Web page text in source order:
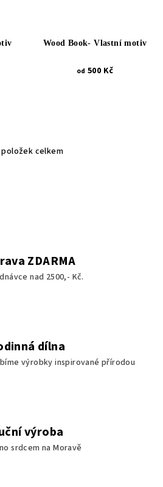
Wood Book- Vlastní motiv
od 500 Kč
O
í
p
r
v
ý
p
položek celkem
ZDARMA
nad 2500,- Kč.
dílna
výrobky inspirované přírodou
výroba
srdcem na Moravě